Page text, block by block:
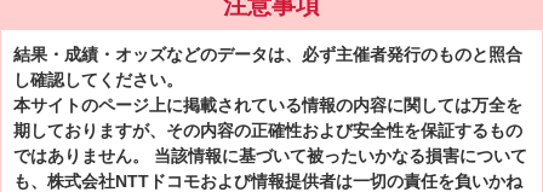
結果・成績・オッズなどのデータは、必ず主催者発行のものと照合
し確認してください。
本サイトのページ上に掲載されている情報の内容に関しては万全を
期しておりますが、その内容の正確性および安全性を保証するもの
ではありません。 当該情報に基づいて被ったいかなる損害について
も、株式会社NTTドコモおよび情報提供者は一切の責任を負いかね